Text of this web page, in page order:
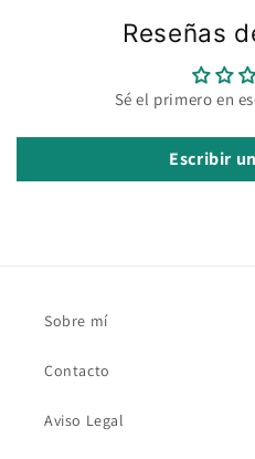
Reseñas
Sé el primero en
Escribir
Sobre mí
Contacto
Aviso Legal